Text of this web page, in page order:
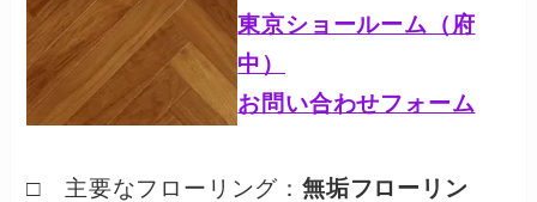
東京ショールーム（府
中）
お問い合わせフォーム
□ 主要なフローリング：無垢フローリン